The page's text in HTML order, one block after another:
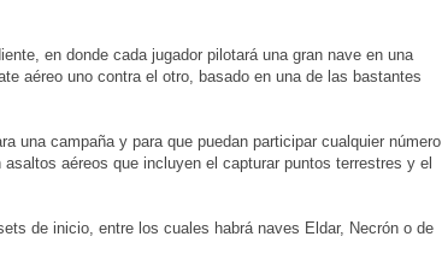
en donde cada jugador pilotará una gran nave en una
aéreo uno contra el otro, basado en una de las bastantes
una campaña y para que puedan participar cualquier número
aéreos que incluyen el capturar puntos terrestres y el
de inicio, entre los cuales habrá naves Eldar, Necrón o de